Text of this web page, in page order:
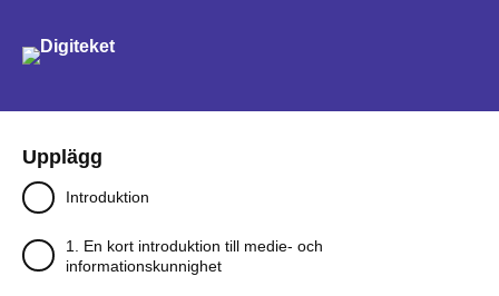
Upplägg
Introduktion
1. En kort introduktion till medie- och
informationskunnighet